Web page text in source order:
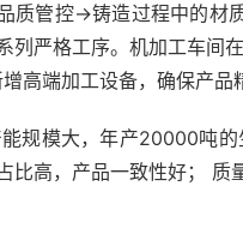
质管控→铸造过程中的
列严格工序。机加工车间
高端加工设备，确保产品
规模大，年产20000吨
比高，产品一致性好；